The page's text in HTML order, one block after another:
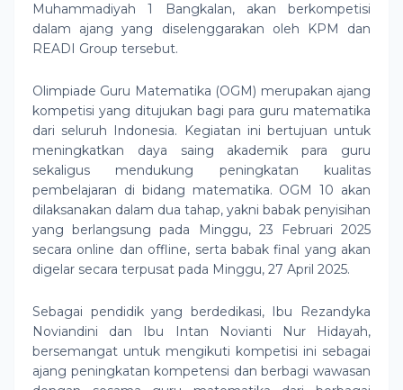
Muhammadiyah 1 Bangkalan, akan berkompetisi
dalam ajang yang diselenggarakan oleh KPM dan
READI Group tersebut.
Olimpiade Guru Matematika (OGM) merupakan ajang
kompetisi yang ditujukan bagi para guru matematika
dari seluruh Indonesia. Kegiatan ini bertujuan untuk
meningkatkan daya saing akademik para guru
sekaligus mendukung peningkatan kualitas
pembelajaran di bidang matematika. OGM 10 akan
dilaksanakan dalam dua tahap, yakni babak penyisihan
yang berlangsung pada Minggu, 23 Februari 2025
secara online dan offline, serta babak final yang akan
digelar secara terpusat pada Minggu, 27 April 2025.
Sebagai pendidik yang berdedikasi, Ibu Rezandyka
Noviandini dan Ibu Intan Novianti Nur Hidayah,
bersemangat untuk mengikuti kompetisi ini sebagai
ajang peningkatan kompetensi dan berbagi wawasan